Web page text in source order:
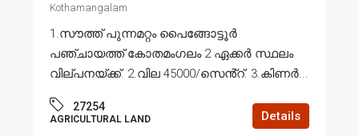
Kothamangalam
1.സൗത്ത് പുന്നമറ്റം പൈങ്ങോട്ടൂർ
പഞ്ചായത്ത് കോതമംഗലം 2 ഏക്കർ സ്ഥലം
വില്പനയ്ക്ക്. 2.വില 45000/സെൻ്റ്. 3.കിണർ...
27254
AGRICULTURAL LAND Details